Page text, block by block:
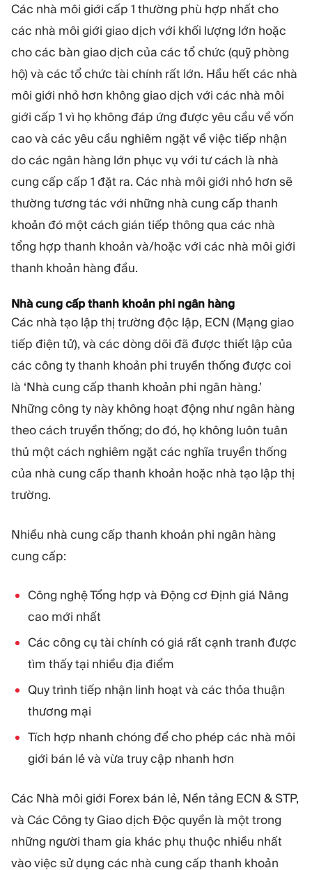
Các nhà môi giới cấp 1 thường phù hợp nhất cho
các nhà môi giới giao dịch với khối lượng lớn hoặc
cho các bàn giao dịch của các tổ chức (quỹ phòng
hộ) và các tổ chức tài chính rất lớn. Hầu hết các nhà
môi giới nhỏ hơn không giao dịch với các nhà môi
giới cấp 1 vì họ không đáp ứng được yêu cầu về vốn
cao và các yêu cầu nghiêm ngặt về việc tiếp nhận
do các ngân hàng lớn phục vụ với tư cách là nhà
cung cấp cấp 1 đặt ra. Các nhà môi giới nhỏ hơn sẽ
thường tương tác với những nhà cung cấp thanh
khoản đó một cách gián tiếp thông qua các nhà
tổng hợp thanh khoản và/hoặc với các nhà môi giới
thanh khoản hàng đầu.
Nhà cung cấp thanh khoản phi ngân hàng
Các nhà tạo lập thị trường độc lập, ECN (Mạng giao
tiếp điện tử), và các dòng dõi đã được thiết lập của
các công ty thanh khoản phi truyền thống được coi
là ‘Nhà cung cấp thanh khoản phi ngân hàng.’
Những công ty này không hoạt động như ngân hàng
theo cách truyền thống; do đó, họ không luôn tuân
thủ một cách nghiêm ngặt các nghĩa truyền thống
của nhà cung cấp thanh khoản hoặc nhà tạo lập thị
trường.
Nhiều nhà cung cấp thanh khoản phi ngân hàng
cung cấp:
Công nghệ Tổng hợp và Động cơ Định giá Nâng
cao mới nhất
Các công cụ tài chính có giá rất cạnh tranh được
tìm thấy tại nhiều địa điểm
Quy trình tiếp nhận linh hoạt và các thỏa thuận
thương mại
Tích hợp nhanh chóng để cho phép các nhà môi
giới bán lẻ và vừa truy cập nhanh hơn
Các Nhà môi giới Forex bán lẻ, Nền tảng ECN & STP,
và Các Công ty Giao dịch Độc quyền là một trong
những người tham gia khác phụ thuộc nhiều nhất
vào việc sử dụng các nhà cung cấp thanh khoản